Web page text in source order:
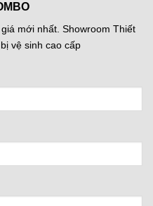
mới nhất. Showroom Thiết
vệ sinh cao cấp